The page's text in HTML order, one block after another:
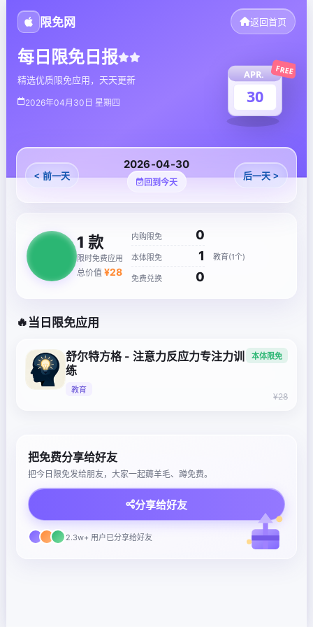
限免网 返回首页
每日限免日报
精选优质限免应用，天天更新
2026年04月30日 星期四
APR.
30
FREE
< 前一天
2026-04-30
回到今天
后一天 >
1 款
限时免费应用
总价值 ¥28
内购限免 0
本体限免 1
免费兑换 0
教育(1个)
🔥 当日限免应用
舒尔特方格 - 注意力反应力专注力训
练
教育
本体限免
¥28
把免费分享给好友
把今日限免发给朋友，大家一起薅羊毛、蹲免费。
分享给好友
2.3w+ 用户已分享给好友